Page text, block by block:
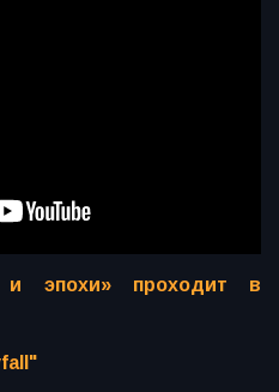
и эпохи» проходит в